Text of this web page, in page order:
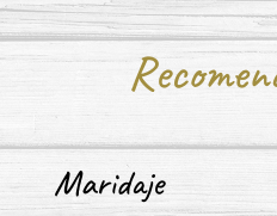
Maridaje